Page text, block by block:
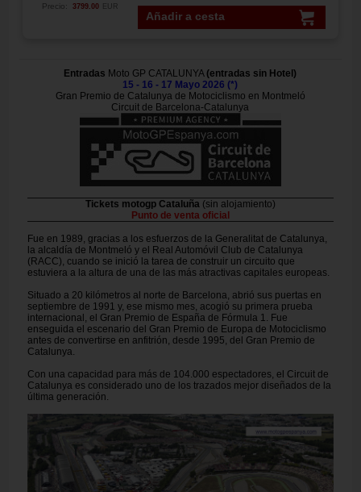
Añadir a cesta
Precio: 3799.00 EUR
Entradas Moto GP CATALUNYA (entradas sin Hotel)
15 - 16 - 17 Mayo 2026 (*)
Gran Premio de Catalunya de Motociclismo en Montmeló
Circuit de Barcelona-Catalunya
Tickets motogp Cataluña (sin alojamiento)
Punto de venta oficial
Fue en 1989, gracias a los esfuerzos de la Generalitat de Catalunya,
la alcaldía de Montmeló y el Real Automóvil Club de Catalunya
(RACC), cuando se inició la tarea de construir un circuito que
estuviera a la altura de una de las más atractivas capitales europeas.
Situado a 20 kilómetros al norte de Barcelona, abrió sus puertas en
septiembre de 1991 y, ese mismo mes, acogió su primera prueba
internacional, el Gran Premio de España de Fórmula 1. Fue
enseguida el escenario del Gran Premio de Europa de Motociclismo
antes de convertirse en anfitrión, desde 1995, del Gran Premio de
Catalunya.
Con una capacidad para más de 104.000 espectadores, el Circuit de
Catalunya es considerado uno de los trazados mejor diseñados de la
última generación.